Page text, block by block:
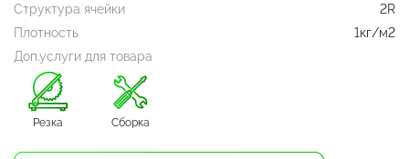
Структура ячейки
2R
Плотность
1кг/м2
Доп.услуги для товара
Резка Сборка